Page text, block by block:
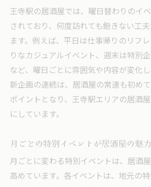
王寺駅の居酒屋では、曜日替わりのイ
されており、何度訪れても飽きない工
ます。例えば、平日は仕事帰りのリフ
りなカジュアルイベント、週末は特別
など、曜日ごとに雰囲気や内容が変化
新企画の連続は、居酒屋の常連も初め
ポイントとなり、王寺駅エリアの居酒
にしています。
月ごとの特別イベントが居酒屋の魅
月ごとに変わる特別イベントは、居酒
高めています。各イベントは、地元の